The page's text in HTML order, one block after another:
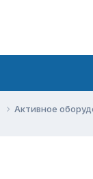
Активное